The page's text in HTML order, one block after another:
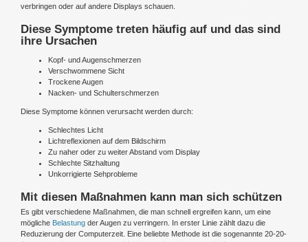
verbringen oder auf andere Displays schauen.
Diese Symptome treten häufig auf und das sind
ihre Ursachen
Kopf- und Augenschmerzen
Verschwommene Sicht
Trockene Augen
Nacken- und Schulterschmerzen
Diese Symptome können verursacht werden durch:
Schlechtes Licht
Lichtreflexionen auf dem Bildschirm
Zu naher oder zu weiter Abstand vom Display
Schlechte Sitzhaltung
Unkorrigierte Sehprobleme
Mit diesen Maßnahmen kann man sich schützen
Es gibt verschiedene Maßnahmen, die man schnell ergreifen kann, um eine
mögliche Belastung der Augen zu verringern. In erster Linie zählt dazu die
Reduzierung der Computerzeit. Eine beliebte Methode ist die sogenannte 20-20-